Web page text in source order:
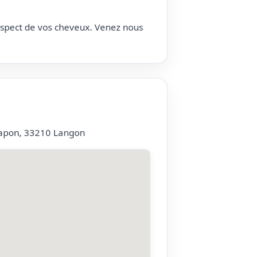
de vos cheveux. Venez nous
33210 Langon